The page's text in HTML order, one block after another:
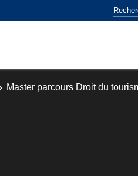
Master parcours Droit du